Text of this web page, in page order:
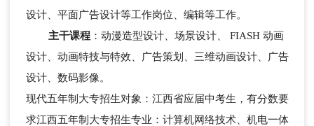
设计、平面广告设计等工作岗位、编辑等工作。
主干课程：动漫造型设计、场景设计、 FIASH 动画
设计、动画特技与特效、广告策划、三维动画设计、广告
设计、数码影像。
现代五年制大专招生对象：江西省应届中考生，有分数要
求江西五年制大专招生专业：计算机网络技术、机电一体